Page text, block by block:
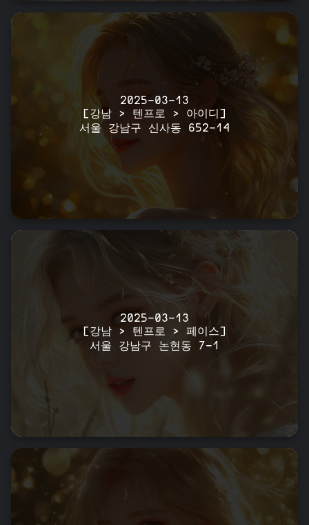
2025-03-13
[강남 > 텐프로 > 아이디]
서울 강남구 신사동 652-14
2025-03-13
[강남 > 텐프로 > 페이스]
서울 강남구 논현동 7-1